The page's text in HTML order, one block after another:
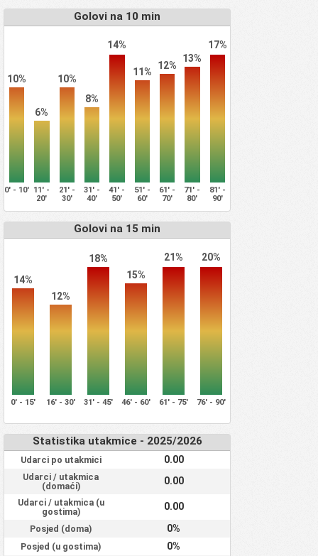
Golovi na 10 min
10%
6%
10%
8%
14%
11%
12%
13%
17%
0' - 10' 11' -
20'
21' -
30'
31' -
40'
41' -
50'
51' -
60'
61' -
70'
71' -
80'
81' -
90'
Golovi na 15 min
14%
12%
18%
15%
21% 20%
0' - 15' 16' - 30' 31' - 45' 46' - 60' 61' - 75' 76' - 90'
Statistika utakmice - 2025/2026
Udarci po utakmici 0.00
Udarci / utakmica
(domaći)
0.00
Udarci / utakmica (u
gostima)
0.00
Posjed (doma) 0%
Posjed (u gostima) 0%